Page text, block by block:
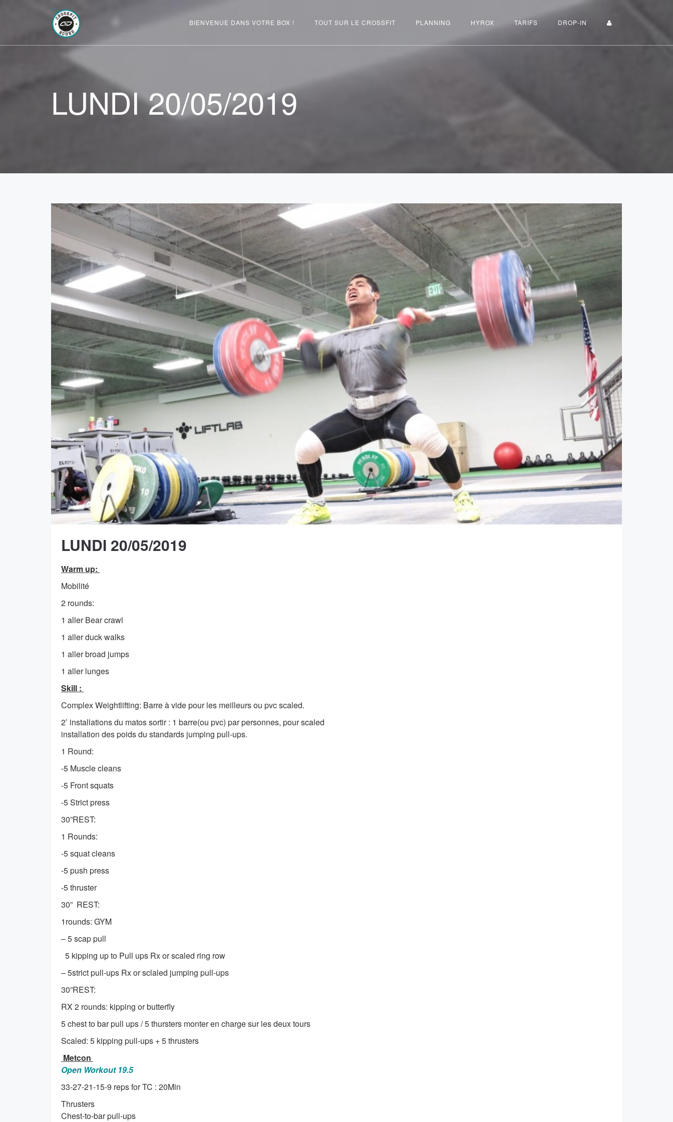
BIENVENUE DANS VOTRE BOX ! TOUT SUR LE CROSSFIT PLANNING HYROX TARIFS DROP-IN
LUNDI 20/05/2019
LUNDI 20/05/2019
Warm up:
Mobilité
2 rounds:
1 aller Bear crawl
1 aller duck walks
1 aller broad jumps
1 aller lunges
Skill :
Complex Weightlifting: Barre à vide pour les meilleurs ou pvc scaled.
2’ installations du matos sortir : 1 barre(ou pvc) par personnes, pour scaled
installation des poids du standards jumping pull-ups.
1 Round:
-5 Muscle cleans
-5 Front squats
-5 Strict press
30”REST:
1 Rounds:
-5 squat cleans
-5 push press
-5 thruster
30” REST:
1rounds: GYM
– 5 scap pull
5 kipping up to Pull ups Rx or scaled ring row
– 5strict pull-ups Rx or sclaled jumping pull-ups
30”REST:
RX 2 rounds: kipping or butterfly
5 chest to bar pull ups / 5 thursters monter en charge sur les deux tours
Scaled: 5 kipping pull-ups + 5 thrusters
Metcon
Open Workout 19.5
33-27-21-15-9 reps for TC : 20Min
Thrusters
Chest-to-bar pull-ups